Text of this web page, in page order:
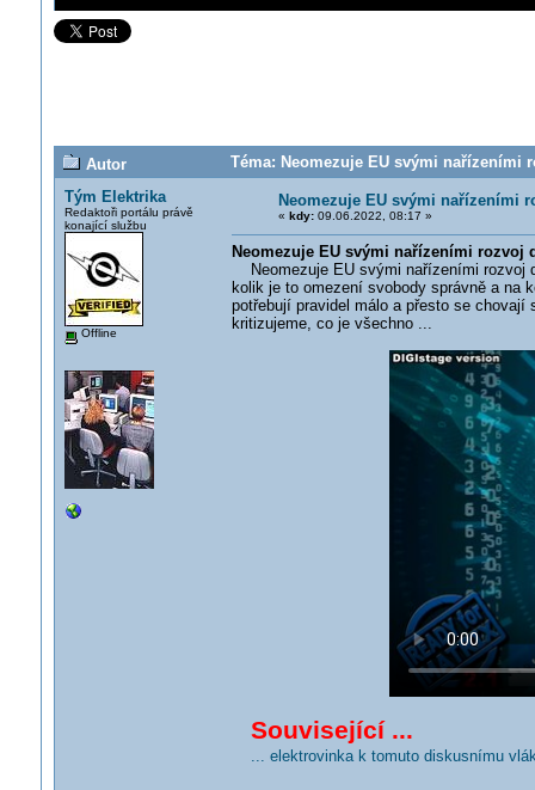
Autor
Téma: Neomezuje EU svými
Tým Elektrika
Redaktoři portálu právě
konající službu
Offline
Neomezuje EU svými nařízeními
« kdy:09.06.2022, 08:17 »
Neomezuje EU svými nařízeními rozvoj
Neomezuje EU svými nařízeními rozvoj
kolik je to omezení svobody správně a na
potřebují pravidel málo a přesto se
kritizujeme, co je všechno ...
Související ...
... elektrovinka k tomuto diskusnímu